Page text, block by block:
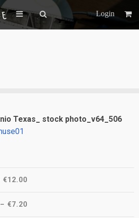
Login
Texas_ stock photo_v64_506
€12.00
– €7.20